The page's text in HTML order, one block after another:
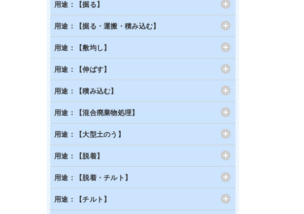
用途：【掘る】
用途：【掘る・運搬・積み込む】
用途：【敷均し】
用途：【伸ばす】
用途：【積み込む】
用途：【混合廃棄物処理】
用途：【大型土のう】
用途：【脱着】
用途：【脱着・チルト】
用途：【チルト】